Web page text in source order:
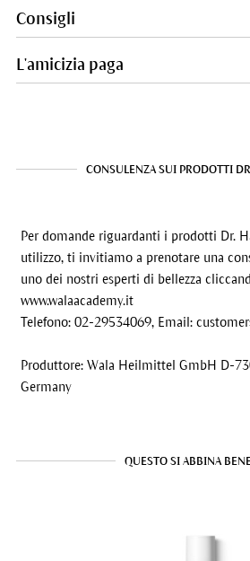
Consigli
L'amicizia paga
CONSULENZA SUI PRODOTTI
Per domande riguardanti i prodotti Dr.
utilizzo, ti invitiamo a prenotare una
uno dei nostri esperti di bellezza
www.walaacademy.it
Telefono: 02-29534069, Email:
Produttore: Wala Heilmittel GmbH D-
Germany
QUESTO SI ABBINA